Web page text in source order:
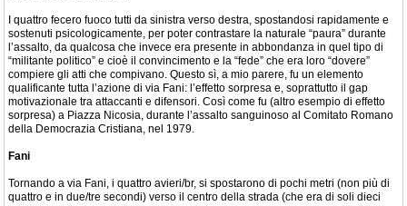
I quattro fecero fuoco tutti da sinistra verso destra, spostandosi rapidamente e
sostenuti psicologicamente, per poter contrastare la naturale “paura” durante
l’assalto, da qualcosa che invece era presente in abbondanza in quel tipo di
“militante politico” e cioè il convincimento e la “fede” che era loro “dovere”
compiere gli atti che compivano. Questo sì, a mio parere, fu un elemento
qualificante tutta l’azione di via Fani: l’effetto sorpresa e, soprattutto il gap
motivazionale tra attaccanti e difensori. Così come fu (altro esempio di effetto
sorpresa) a Piazza Nicosia, durante l’assalto sanguinoso al Comitato Romano
della Democrazia Cristiana, nel 1979.
Fani
Tornando a via Fani, i quattro avieri/br, si spostarono di pochi metri (non più di
quattro e in due/tre secondi) verso il centro della strada (che era di soli dieci